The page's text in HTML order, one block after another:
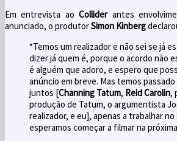
Em entrevista aoColliderantes
anunciado, o produtorSimon Kinberg
“Temos um realizador e não sei se já
dizer já quem é, porque o acordo não
é alguém que adoro, e espero que
anúncio em breve. Mas temos
juntos [Channing Tatum, Reid Carolin,
produção de Tatum, o argumentista
realizador, e eu], apenas a trabalhar no
esperamos começar a filmar na